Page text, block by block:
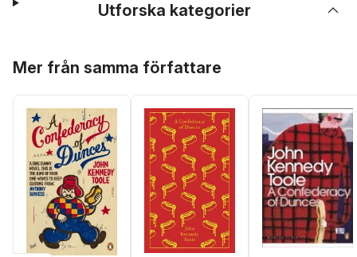
Utforska kategorier
Mer från samma författare